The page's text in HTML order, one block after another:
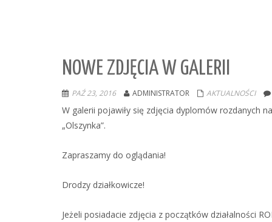
NOWE ZDJĘCIA W GALERII
PAŹ 23, 2016 ADMINISTRATOR AKTUALNOŚCI
W galerii pojawiły się zdjęcia dyplomów rozdanych
„Olszynka”.
Zapraszamy do oglądania!
Drodzy działkowicze!
Jeżeli posiadacie zdjęcia z początków działalności